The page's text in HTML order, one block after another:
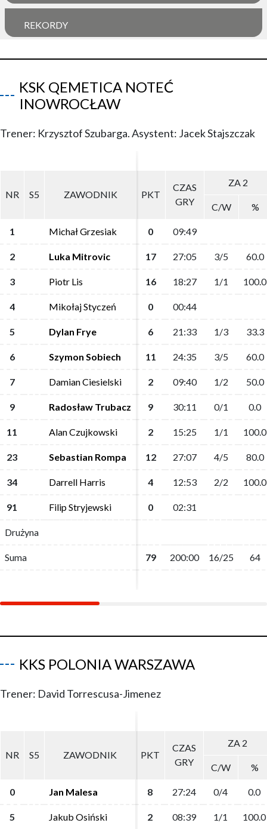
REKORDY
KSK QEMETICA NOTEĆ
INOWROCŁAW
Trener: Krzysztof Szubarga. Asystent: Jacek Stajszczak
NR S5 ZAWODNIK PKT
CZAS
GRY
ZA 2
C/W %
1 Michał Grzesiak 0 09:49
2 Luka Mitrovic 17 27:05 3/5 60.0
3 Piotr Lis 16 18:27 1/1 100.0
4 Mikołaj Styczeń 0 00:44
5 Dylan Frye 6 21:33 1/3 33.3
6 Szymon Sobiech 11 24:35 3/5 60.0
7 Damian Ciesielski 2 09:40 1/2 50.0
9 Radosław Trubacz 9 30:11 0/1 0.0
11 Alan Czujkowski 2 15:25 1/1 100.0
23 Sebastian Rompa 12 27:07 4/5 80.0
34 Darrell Harris 4 12:53 2/2 100.0
91 Filip Stryjewski 0 02:31
Drużyna
Suma 79 200:00 16/25 64
NR S5 ZAWODNIK PKT
CZAS
GRY
ZA 2
C/W %
1 Michał Grzesiak 0 09:49
2 Luka Mitrovic 17 27:05 3/5 60.0
3 Piotr Lis 16 18:27 1/1 100.0
4 Mikołaj Styczeń 0 00:44
5 Dylan Frye 6 21:33 1/3 33.3
6 Szymon Sobiech 11 24:35 3/5 60.0
7 Damian Ciesielski 2 09:40 1/2 50.0
9 Radosław Trubacz 9 30:11 0/1 0.0
11 Alan Czujkowski 2 15:25 1/1 100.0
23 Sebastian Rompa 12 27:07 4/5 80.0
34 Darrell Harris 4 12:53 2/2 100.0
91 Filip Stryjewski 0 02:31
Drużyna
Suma 79 200:00 16/25 64
KKS POLONIA WARSZAWA
Trener: David Torrescusa-Jimenez
NR S5 ZAWODNIK PKT
CZAS
GRY
ZA 2
C/W %
0 Jan Malesa 8 27:24 0/4 0.0
5 Jakub Osiński 2 08:39 1/1 100.0
NR S5 ZAWODNIK PKT
CZAS
GRY
ZA 2
C/W %
0 Jan Malesa 8 27:24 0/4 0.0
5 Jakub Osiński 2 08:39 1/1 100.0